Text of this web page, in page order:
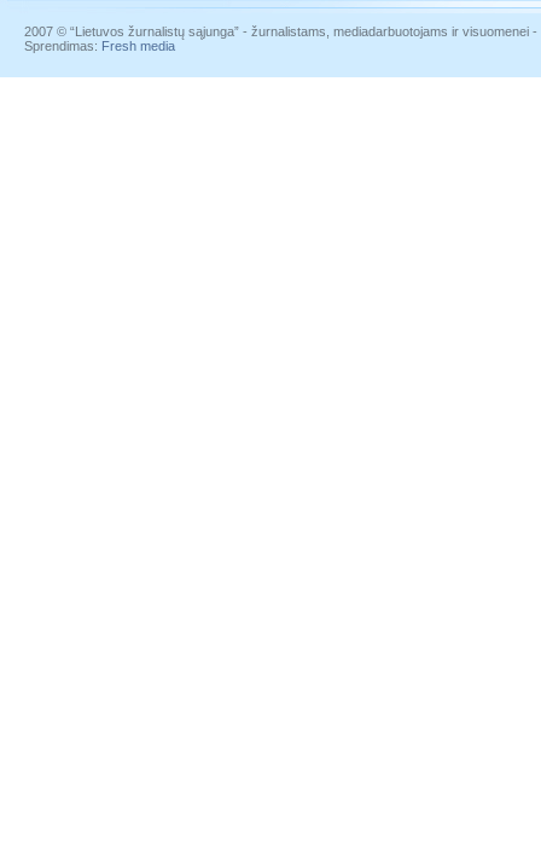
2007 © “Lietuvos žurnalistų sąjunga” - žurnalistams, mediadarbuotojams ir visuomenei
Sprendimas: Fresh media